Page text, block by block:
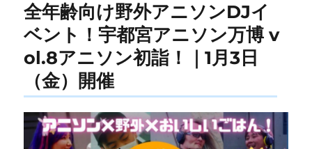
全年齢向け野外アニソンDJイ
ベント！宇都宮アニソン万博 v
ol.8アニソン初詣！｜1月3日
（金）開催